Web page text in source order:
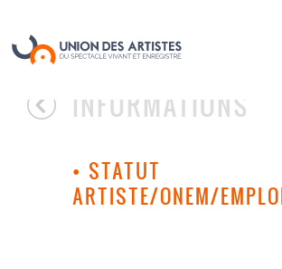
INFORMATIONS
• STATUT
ARTISTE/ONEM/